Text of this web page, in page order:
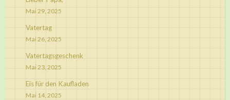
Mai 29, 2025
Vatertag
Mai 26, 2025
Vatertagsgeschenk
Mai 23, 2025
Eis für den Kaufladen
Mai 14, 2025